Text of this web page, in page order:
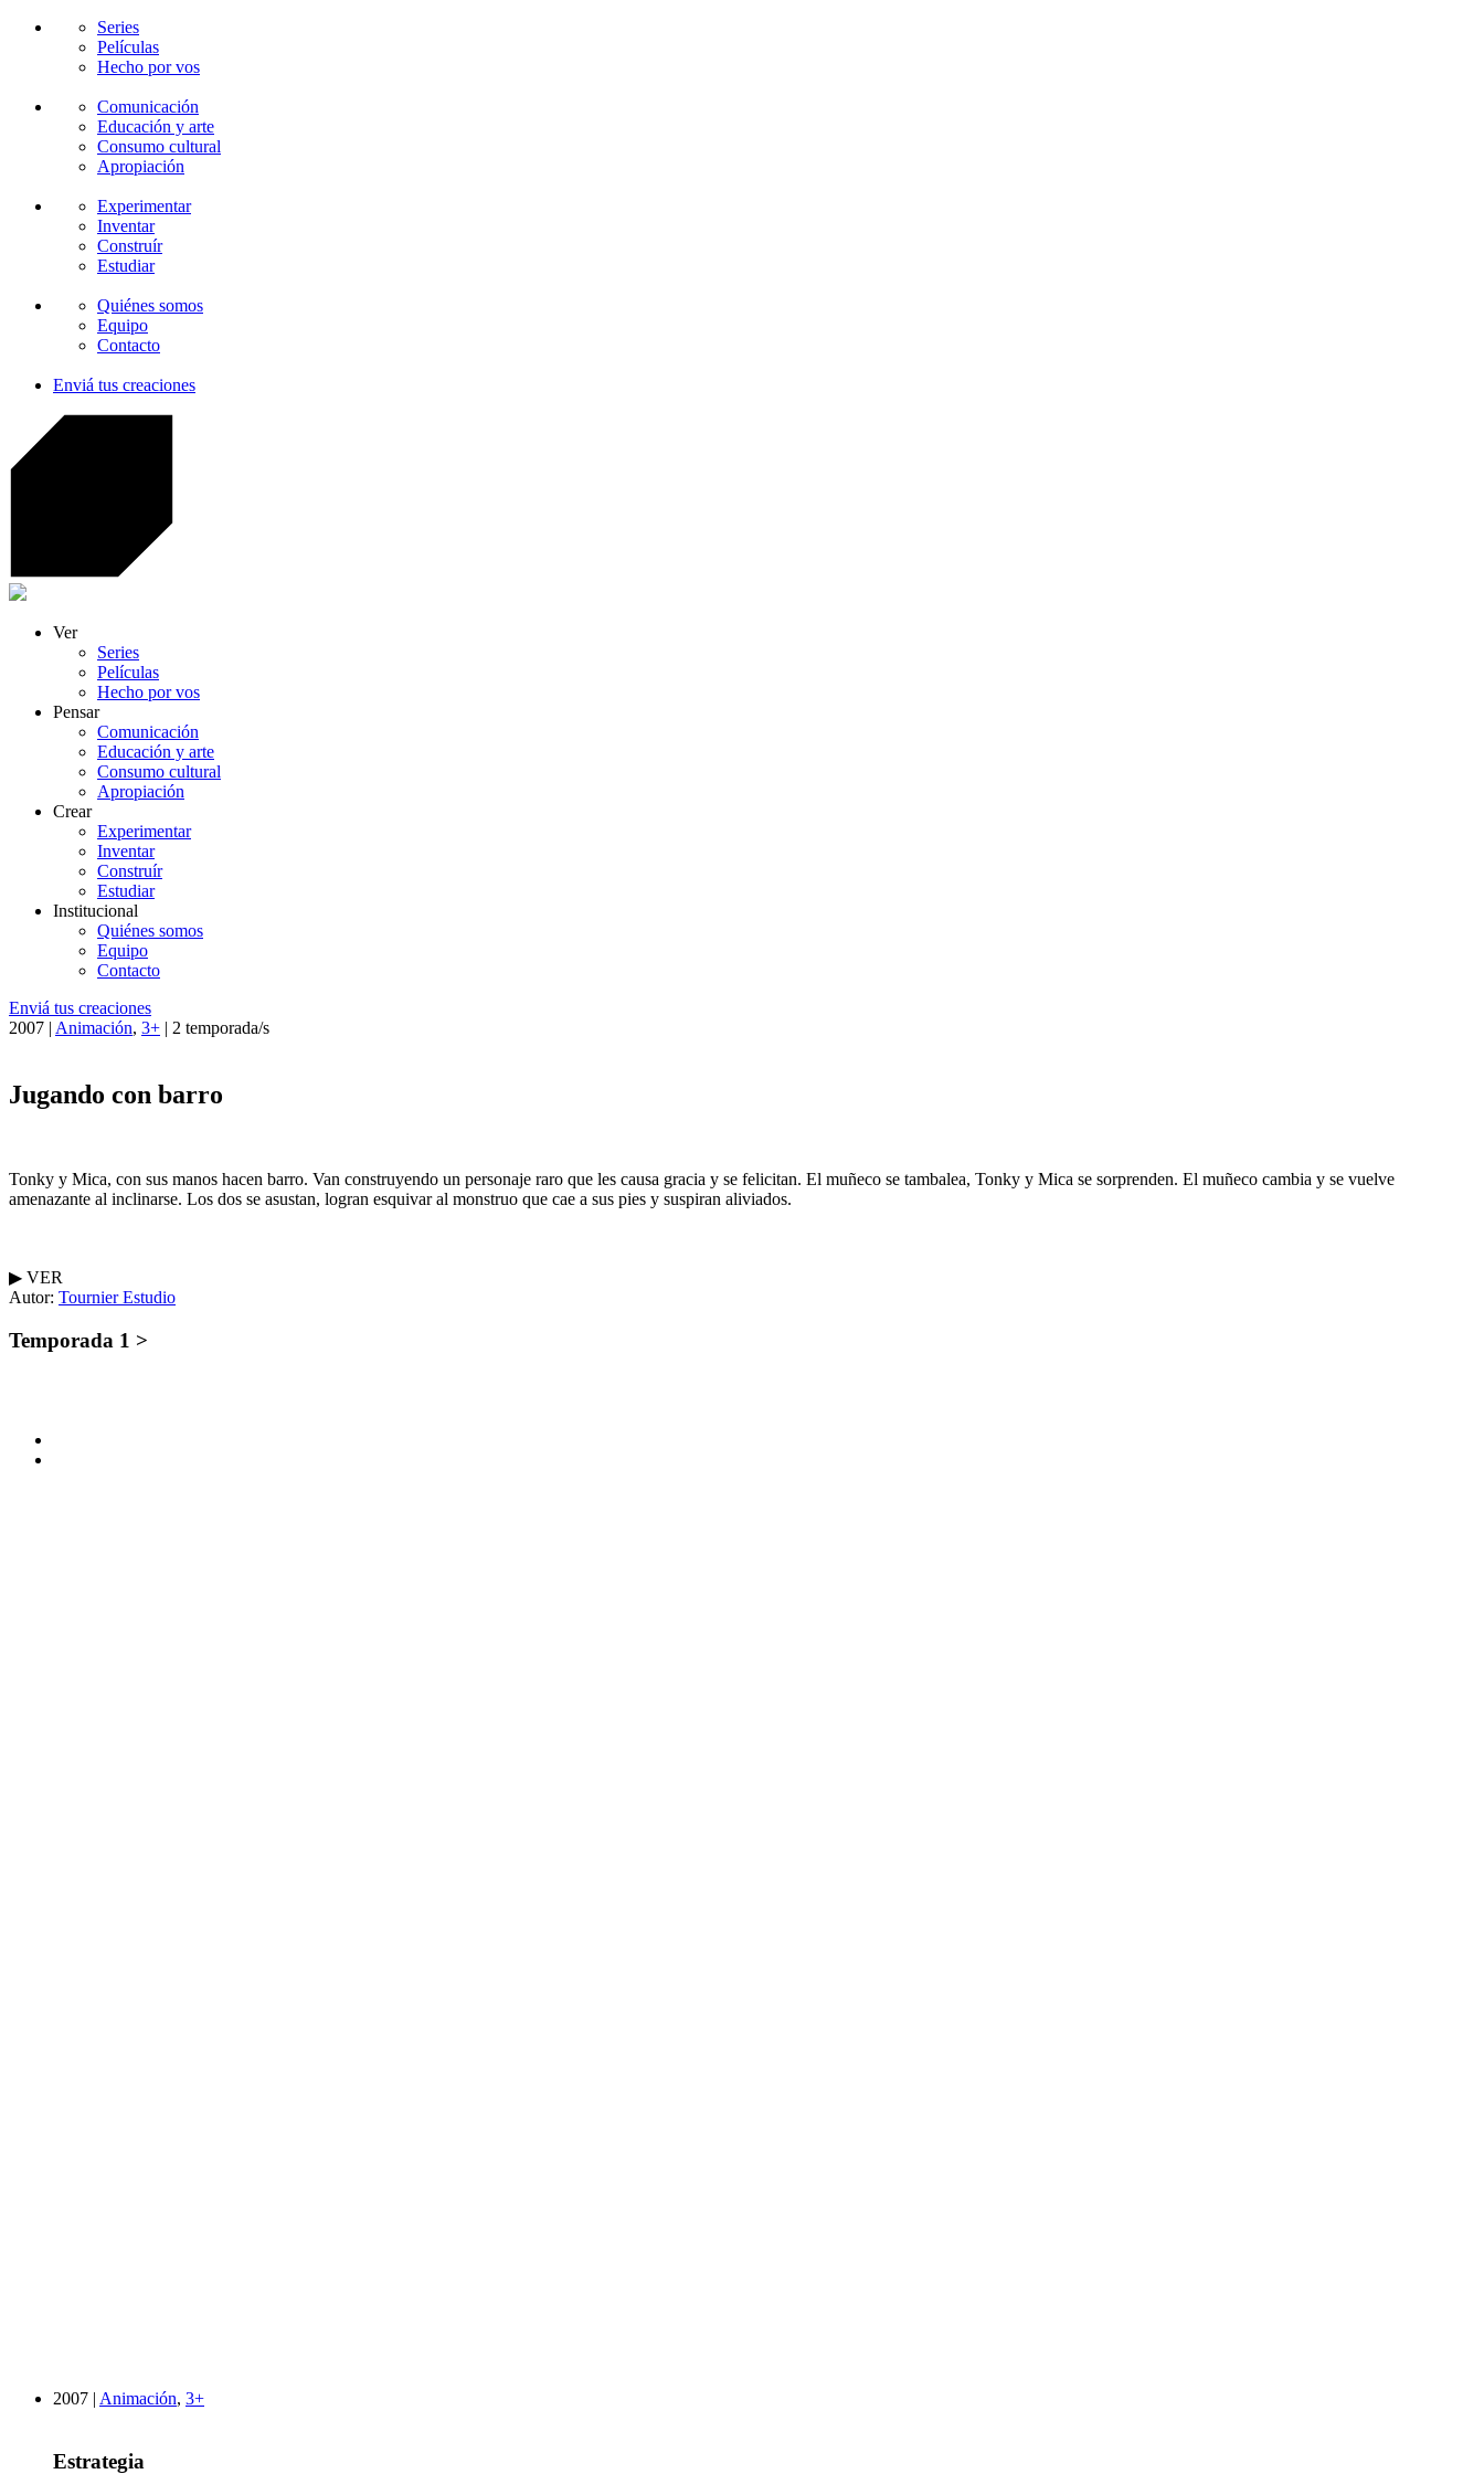
Series
Películas
Hecho por vos
Comunicación
Educación y arte
Consumo cultural
Apropiación
Experimentar
Inventar
Construír
Estudiar
Quiénes somos
Equipo
Contacto
Enviá tus creaciones
Ver
Series
Películas
Hecho por vos
Pensar
Comunicación
Educación y arte
Consumo cultural
Apropiación
Crear
Experimentar
Inventar
Construír
Estudiar
Institucional
Quiénes somos
Equipo
Contacto
Enviá tus creaciones
2007 | Animación, 3+ | 2 temporada/s
Jugando con barro
Tonky y Mica, con sus manos hacen barro. Van construyendo un personaje raro que les causa gracia y se felicitan. El muñeco se tambalea, Tonky y Mica se sorprenden. El muñeco cambia y se vuelve
amenazante al inclinarse. Los dos se asustan, logran esquivar al monstruo que cae a sus pies y suspiran aliviados.
▶︎ VER
Autor: Tournier Estudio
Temporada 1 >
2007 | Animación, 3+
Estrategia